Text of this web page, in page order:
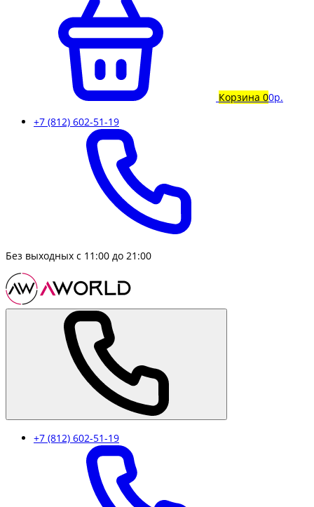
Корзина 00р.
+7 (812) 602-51-19
Без выходных с 11:00 до 21:00
+7 (812) 602-51-19